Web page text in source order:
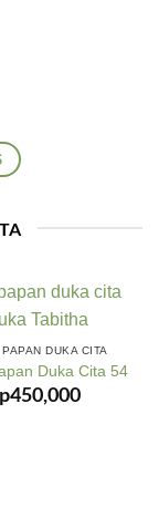
PAPAN DUKA CITA
Duka Cita 54
450,000